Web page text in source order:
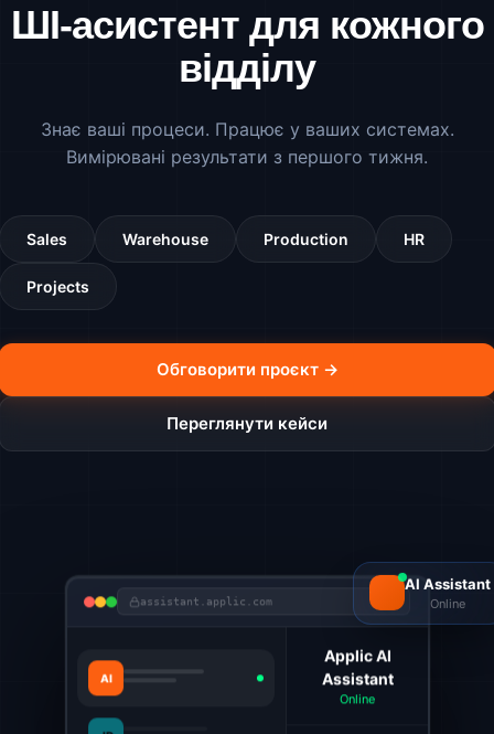
ШІ-асистент для кожного
відділу
Знає ваші процеси. Працює у ваших системах.
Вимірювані результати з першого тижня.
Sales Warehouse Production HR
Projects
Обговорити проєкт →
Переглянути кейси
AI Assistant
Online
assistant.applic.com
AI
Applic AI
Assistant
Online